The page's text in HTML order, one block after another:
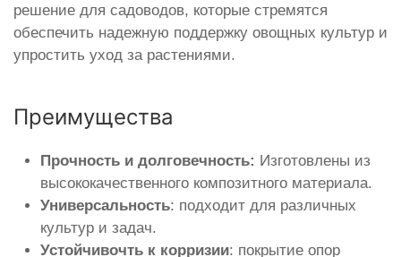
решение для садоводов, которые стремятся
обеспечить надежную поддержку овощных культур и
упростить уход за растениями.
Преимущества
Прочность и долговечность: Изготовлены из
высококачественного композитного материала.
Универсальность: подходит для различных
культур и задач.
Устойчивочть к корризии: покрытие опор